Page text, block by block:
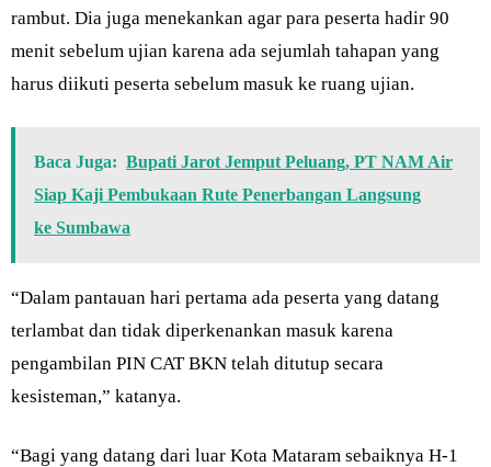
rambut. Dia juga menekankan agar para peserta hadir 90
menit sebelum ujian karena ada sejumlah tahapan yang
harus diikuti peserta sebelum masuk ke ruang ujian.
Baca Juga: Bupati Jarot Jemput Peluang, PT NAM Air
Siap Kaji Pembukaan Rute Penerbangan Langsung
ke Sumbawa
“Dalam pantauan hari pertama ada peserta yang datang
terlambat dan tidak diperkenankan masuk karena
pengambilan PIN CAT BKN telah ditutup secara
kesisteman,” katanya.
“Bagi yang datang dari luar Kota Mataram sebaiknya H-1